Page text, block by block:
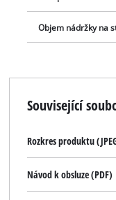
Objem nádržky na
Související
Rozkres produktu
Návod k obsluze (PDF)